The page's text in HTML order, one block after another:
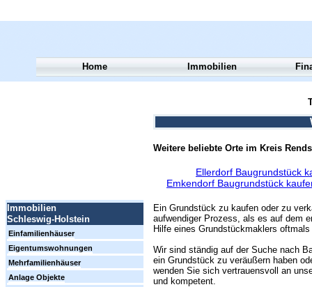
Weitere beliebte Orte im Kreis
Ellerdorf Baugrundstück
Emkendorf Baugrundstück
Ein Grundstück zu kaufen oder zu
aufwendiger Prozess, als es auf dem
Hilfe eines Grundstückmaklers
Wir sind ständig auf der Suche nach
ein Grundstück zu veräußern haben
wenden Sie sich vertrauensvoll an
und kompetent.
Home Immobilien
Immobilien
Schleswig-Holstein
Einfamilienhäuser
Eigentumswohnungen
Mehrfamilienhäuser
Anlage Objekte